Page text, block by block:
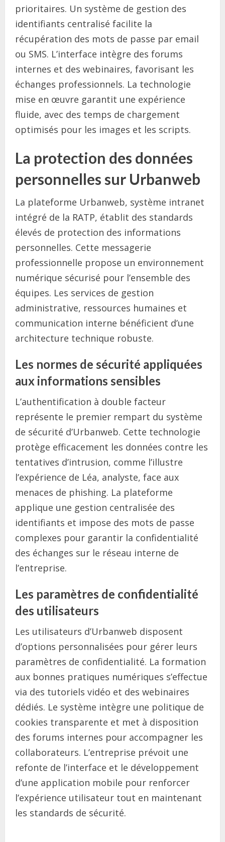
prioritaires. Un système de gestion des
identifiants centralisé facilite la
récupération des mots de passe par email
ou SMS. L’interface intègre des forums
internes et des webinaires, favorisant les
échanges professionnels. La technologie
mise en œuvre garantit une expérience
fluide, avec des temps de chargement
optimisés pour les images et les scripts.
La protection des données
personnelles sur Urbanweb
La plateforme Urbanweb, système intranet
intégré de la RATP, établit des standards
élevés de protection des informations
personnelles. Cette messagerie
professionnelle propose un environnement
numérique sécurisé pour l’ensemble des
équipes. Les services de gestion
administrative, ressources humaines et
communication interne bénéficient d’une
architecture technique robuste.
Les normes de sécurité appliquées
aux informations sensibles
L’authentification à double facteur
représente le premier rempart du système
de sécurité d’Urbanweb. Cette technologie
protège efficacement les données contre les
tentatives d’intrusion, comme l’illustre
l’expérience de Léa, analyste, face aux
menaces de phishing. La plateforme
applique une gestion centralisée des
identifiants et impose des mots de passe
complexes pour garantir la confidentialité
des échanges sur le réseau interne de
l’entreprise.
Les paramètres de confidentialité
des utilisateurs
Les utilisateurs d’Urbanweb disposent
d’options personnalisées pour gérer leurs
paramètres de confidentialité. La formation
aux bonnes pratiques numériques s’effectue
via des tutoriels vidéo et des webinaires
dédiés. Le système intègre une politique de
cookies transparente et met à disposition
des forums internes pour accompagner les
collaborateurs. L’entreprise prévoit une
refonte de l’interface et le développement
d’une application mobile pour renforcer
l’expérience utilisateur tout en maintenant
les standards de sécurité.